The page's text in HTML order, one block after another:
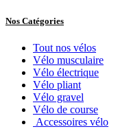
Nos Catégories
Tout nos vélos
Vélo musculaire
Vélo électrique
Vélo pliant
Vélo gravel
Vélo de course
Accessoires vélo